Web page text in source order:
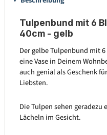
Tulpenbund mit 6
40cm - gelb
Der gelbe Tulpenbund mit
eine Vase in Deinem
auch genial als Geschenk
Liebsten.
Die Tulpen sehen
Lächeln im Gesicht.